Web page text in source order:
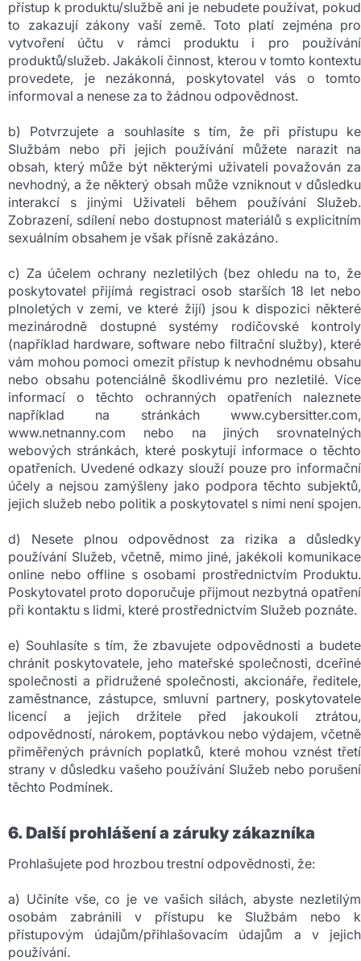
přístup k produktu/službě ani je nebudete používat, pokud
to zakazují zákony vaší země. Toto platí zejména pro
vytvoření účtu v rámci produktu i pro používání
produktů/služeb. Jakákoli činnost, kterou v tomto kontextu
provedete, je nezákonná, poskytovatel vás o tomto
informoval a nenese za to žádnou odpovědnost.
b) Potvrzujete a souhlasíte s tím, že při přístupu ke
Službám nebo při jejich používání můžete narazit na
obsah, který může být některými uživateli považován za
nevhodný, a že některý obsah může vzniknout v důsledku
interakcí s jinými Uživateli během používání Služeb.
Zobrazení, sdílení nebo dostupnost materiálů s explicitním
sexuálním obsahem je však přísně zakázáno.
c) Za účelem ochrany nezletilých (bez ohledu na to, že
poskytovatel přijímá registraci osob starších 18 let nebo
plnoletých v zemi, ve které žijí) jsou k dispozici některé
mezinárodně dostupné systémy rodičovské kontroly
(například hardware, software nebo filtrační služby), které
vám mohou pomoci omezit přístup k nevhodnému obsahu
nebo obsahu potenciálně škodlivému pro nezletilé. Více
informací o těchto ochranných opatřeních naleznete
například na stránkách www.cybersitter.com,
www.netnanny.com nebo na jiných srovnatelných
webových stránkách, které poskytují informace o těchto
opatřeních. Uvedené odkazy slouží pouze pro informační
účely a nejsou zamýšleny jako podpora těchto subjektů,
jejich služeb nebo politik a poskytovatel s nimi není spojen.
d) Nesete plnou odpovědnost za rizika a důsledky
používání Služeb, včetně, mimo jiné, jakékoli komunikace
online nebo offline s osobami prostřednictvím Produktu.
Poskytovatel proto doporučuje přijmout nezbytná opatření
při kontaktu s lidmi, které prostřednictvím Služeb poznáte.
e) Souhlasíte s tím, že zbavujete odpovědnosti a budete
chránit poskytovatele, jeho mateřské společnosti, dceřiné
společnosti a přidružené společnosti, akcionáře, ředitele,
zaměstnance, zástupce, smluvní partnery, poskytovatele
licencí a jejich držitele před jakoukoli ztrátou,
odpovědností, nárokem, poptávkou nebo výdajem, včetně
přiměřených právních poplatků, které mohou vznést třetí
strany v důsledku vašeho používání Služeb nebo porušení
těchto Podmínek.
6. Další prohlášení a záruky zákazníka
Prohlašujete pod hrozbou trestní odpovědnosti, že:
a) Učiníte vše, co je ve vašich silách, abyste nezletilým
osobám zabránili v přístupu ke Službám nebo k
přístupovým údajům/přihlašovacím údajům a v jejich
používání.